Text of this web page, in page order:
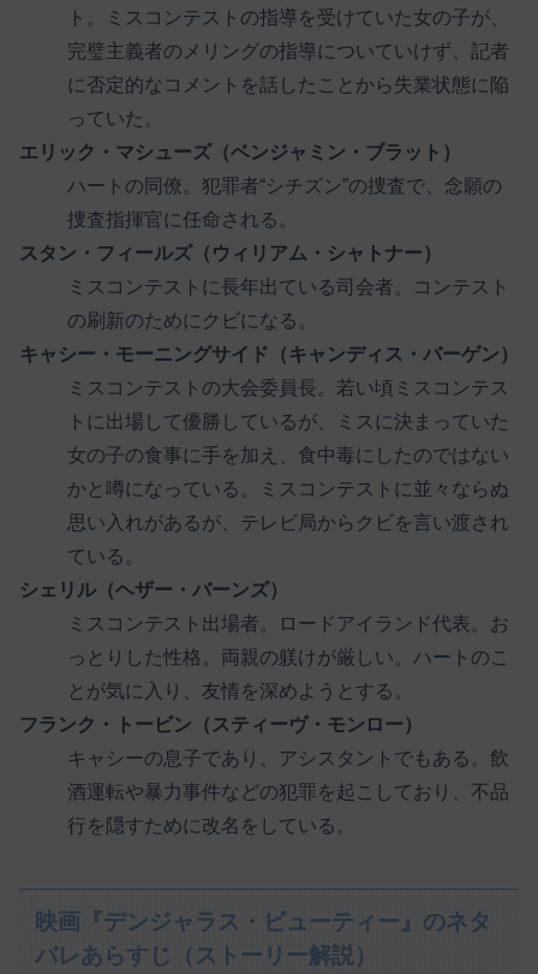
ト。ミスコンテストの指導を受けていた女の子が、
完璧主義者のメリングの指導についていけず、記者
に否定的なコメントを話したことから失業状態に陥
っていた。
エリック・マシューズ（ベンジャミン・ブラット）
ハートの同僚。犯罪者“シチズン”の捜査で、念願の
捜査指揮官に任命される。
スタン・フィールズ（ウィリアム・シャトナー）
ミスコンテストに長年出ている司会者。コンテスト
の刷新のためにクビになる。
キャシー・モーニングサイド（キャンディス・バーゲン）
ミスコンテストの大会委員長。若い頃ミスコンテス
トに出場して優勝しているが、ミスに決まっていた
女の子の食事に手を加え、食中毒にしたのではない
かと噂になっている。ミスコンテストに並々ならぬ
思い入れがあるが、テレビ局からクビを言い渡され
ている。
シェリル（ヘザー・バーンズ）
ミスコンテスト出場者。ロードアイランド代表。お
っとりした性格。両親の躾けが厳しい。ハートのこ
とが気に入り、友情を深めようとする。
フランク・トービン（スティーヴ・モンロー）
キャシーの息子であり、アシスタントでもある。飲
酒運転や暴力事件などの犯罪を起こしており、不品
行を隠すために改名をしている。
映画『デンジャラス・ビューティー』のネタ
バレあらすじ（ストーリー解説）